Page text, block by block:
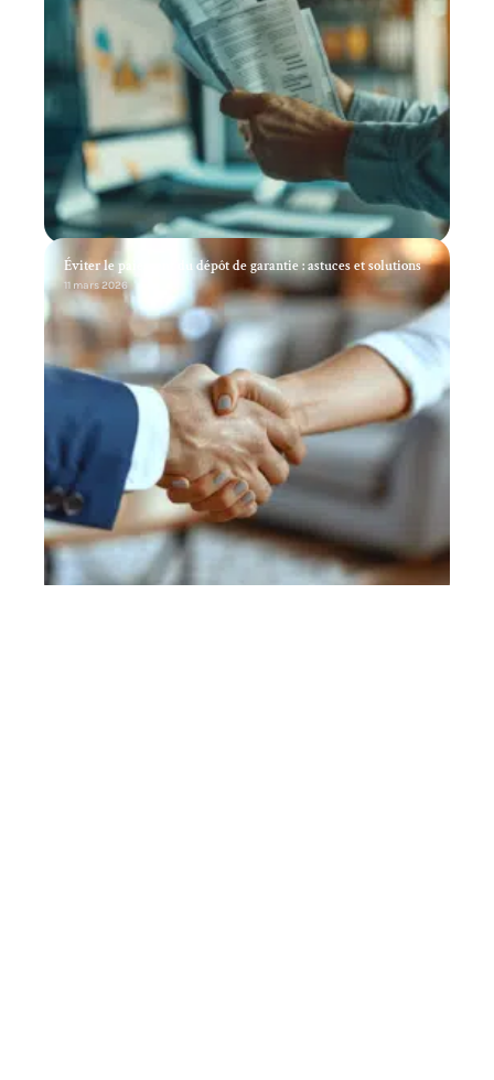
Éviter le paiement du dépôt de garantie : astuces et solutions
11 mars 2026